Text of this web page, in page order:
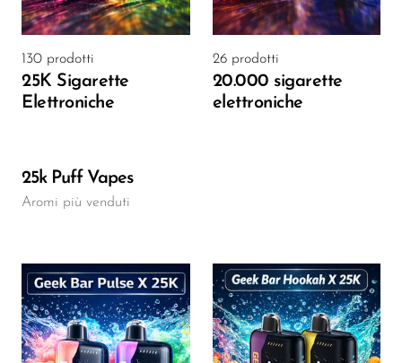
130 prodotti
25K Sigarette
Elettroniche
26 prodotti
20.000 sigarette
elettroniche
25k Puff Vapes
Aromi più venduti
Flavor Flavor